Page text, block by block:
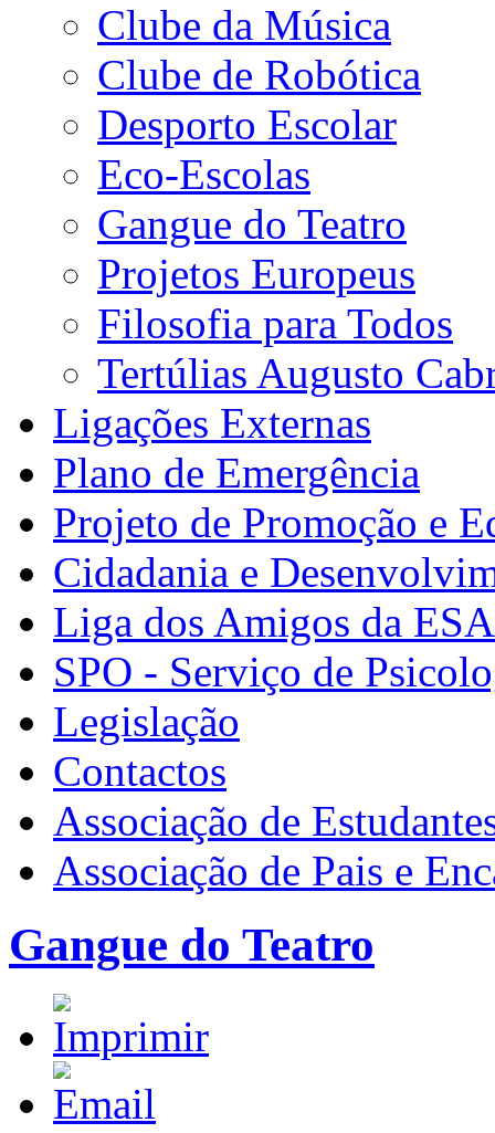
Clube da Música
Clube de Robótica
Desporto Escolar
Eco-Escolas
Gangue do Teatro
Projetos Europeus
Filosofia para Todos
Tertúlias Augusto
Ligações Externas
Plano de Emergência
Projeto de Promoção e
Cidadania e
Liga dos Amigos da
SPO - Serviço de
Legislação
Contactos
Associação de
Associação de Pais e
Gangue do Teatro